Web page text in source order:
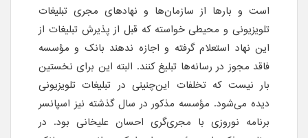
است و بارها از سازمان‌ها و نهادهای مجری تبلیغات
تلویزیونی و محیطی خواسته که قبل از پذیرش تبلیغات از
این نهاد استعلام گرفته و اجازه ندهند بانک و مؤسسه
فاقد مجوز در رسانه‌ها تبلیغ کنند. البته این برای نخستین
بار نیست که تخلفات این‌چنینی در تبلیغات تلویزیونی
دیده می‌شود. مؤسسه مذکور در سال گذشته نیز اسپانسر
برنامه نوروزی با مجری‌گری احسان علیخانی بود. در